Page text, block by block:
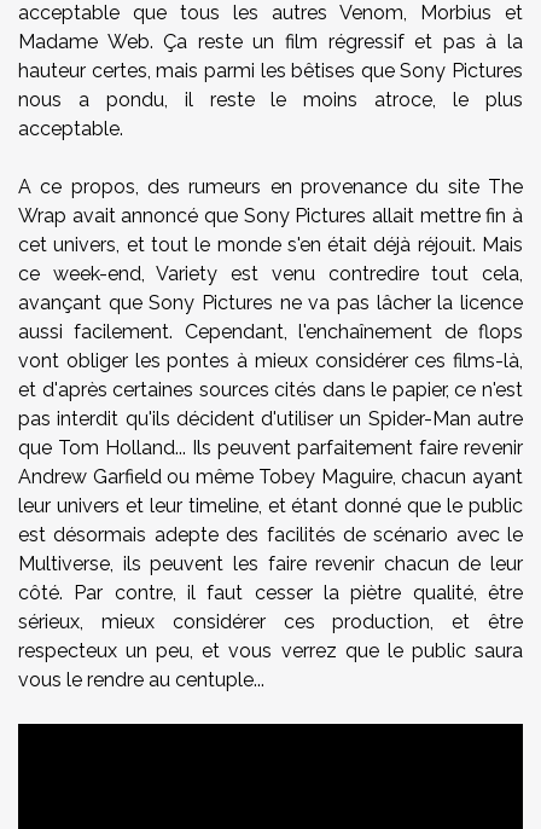
acceptable que tous les autres Venom, Morbius et
Madame Web. Ça reste un film régressif et pas à la
hauteur certes, mais parmi les bêtises que Sony Pictures
nous a pondu, il reste le moins atroce, le plus
acceptable.
A ce propos, des rumeurs en provenance du site The
Wrap avait annoncé que Sony Pictures allait mettre fin à
cet univers, et tout le monde s'en était déjà réjouit. Mais
ce week-end, Variety est venu contredire tout cela,
avançant que Sony Pictures ne va pas lâcher la licence
aussi facilement. Cependant, l'enchaînement de flops
vont obliger les pontes à mieux considérer ces films-là,
et d'après certaines sources cités dans le papier, ce n'est
pas interdit qu'ils décident d'utiliser un Spider-Man autre
que Tom Holland... Ils peuvent parfaitement faire revenir
Andrew Garfield ou même Tobey Maguire, chacun ayant
leur univers et leur timeline, et étant donné que le public
est désormais adepte des facilités de scénario avec le
Multiverse, ils peuvent les faire revenir chacun de leur
côté. Par contre, il faut cesser la piètre qualité, être
sérieux, mieux considérer ces production, et être
respecteux un peu, et vous verrez que le public saura
vous le rendre au centuple...